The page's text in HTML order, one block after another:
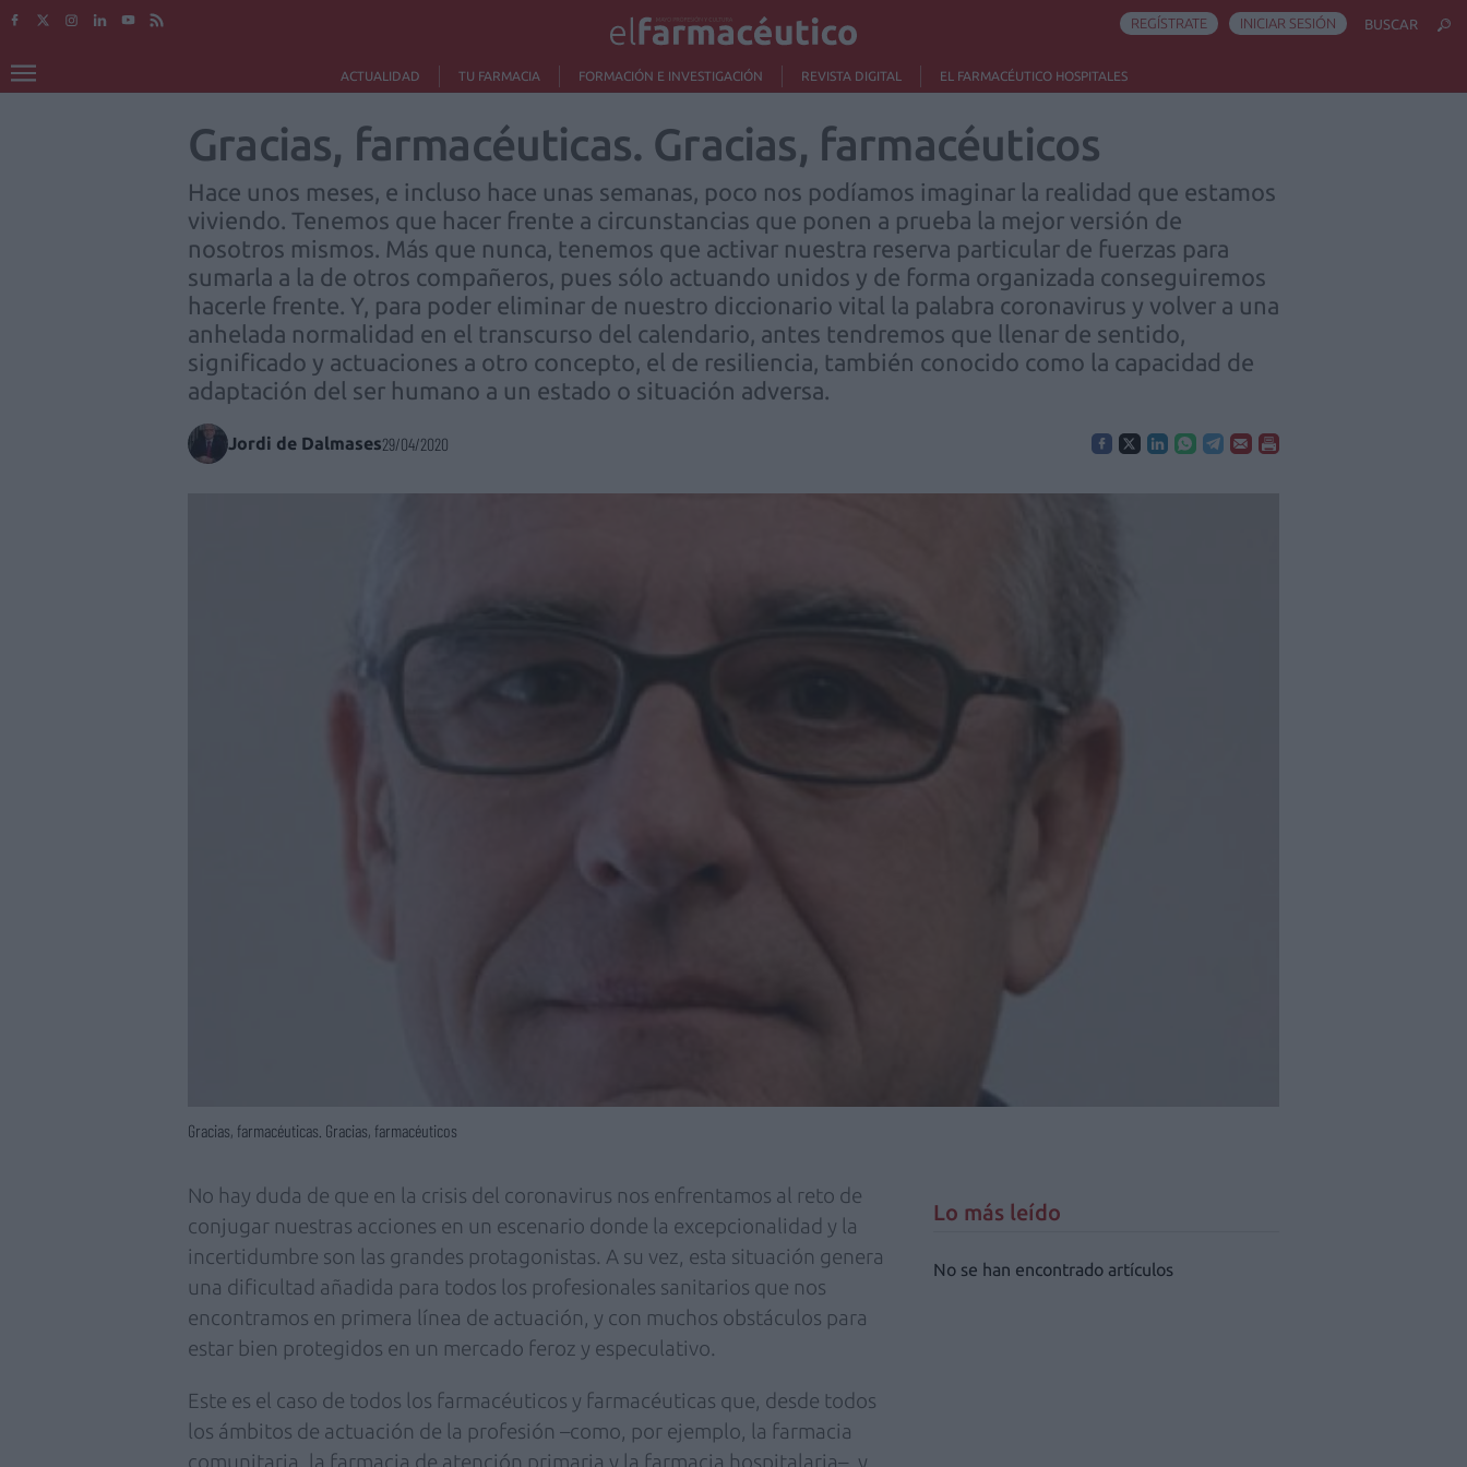
ACTUALIDAD TU FARMACIA FORMACIÓN E INVESTIGACIÓN REVISTA DIGITAL EL FARMACÉUTICO HOSPITALES
REGÍSTRATE INICIAR SESIÓN BUSCAR
Gracias, farmacéuticas. Gracias, farmacéuticos
Hace unos meses, e incluso hace unas semanas, poco nos podíamos imaginar la realidad que estamos
viviendo. Tenemos que hacer frente a circunstancias que ponen a prueba la mejor versión de
nosotros mismos. Más que nunca, tenemos que activar nuestra reserva particular de fuerzas para
sumarla a la de otros compañeros, pues sólo actuando unidos y de forma organizada conseguiremos
hacerle frente. Y, para poder eliminar de nuestro diccionario vital la palabra coronavirus y volver a una
anhelada normalidad en el transcurso del calendario, antes tendremos que llenar de sentido,
significado y actuaciones a otro concepto, el de resiliencia, también conocido como la capacidad de
adaptación del ser humano a un estado o situación adversa.
Jordi de Dalmases29/04/2020
Gracias, farmacéuticas. Gracias, farmacéuticos
No hay duda de que en la crisis del coronavirus nos enfrentamos al reto de
conjugar nuestras acciones en un escenario donde la excepcionalidad y la
incertidumbre son las grandes protagonistas. A su vez, esta situación genera
una dificultad añadida para todos los profesionales sanitarios que nos
encontramos en primera línea de actuación, y con muchos obstáculos para
estar bien protegidos en un mercado feroz y especulativo.
Este es el caso de todos los farmacéuticos y farmacéuticas que, desde todos
los ámbitos de actuación de la profesión –como, por ejemplo, la farmacia
comunitaria, la farmacia de atención primaria y la farmacia hospitalaria–, y
Lo más leído
No se han encontrado artículos